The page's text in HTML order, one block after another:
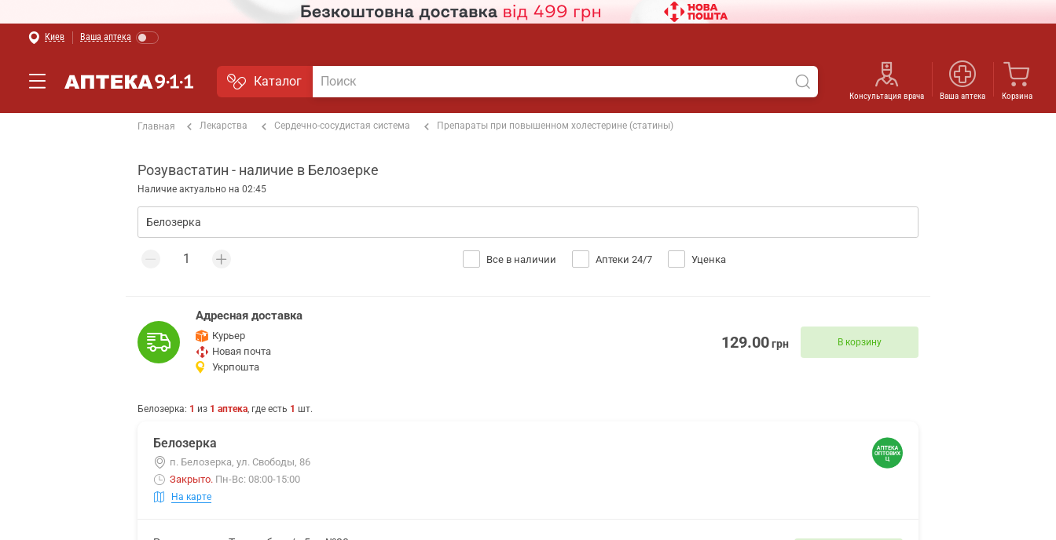
Киев Ваша аптека
Каталог
Консультация врача Ваша аптека Корзина
Главная Лекарства Сердечно-сосудистая система Препараты при повышенном холестерине (статины)
Розувастатин - наличие в Белозерке
Наличие актуально на 02:45
Все в наличии Аптеки 24/7 Уценка
Адресная доставка
Курьер
Новая почта
Укрпошта
129.00грн В корзину
Белозерка: 1 из 1 аптека, где есть 1 шт.
Белозерка
п. Белозерка, ул. Свободы, 86
Закрыто. Пн-Вс: 08:00-15:00
На карте